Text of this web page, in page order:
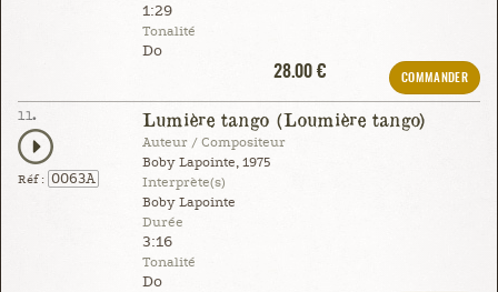
1:29
Tonalité
Do
28.00 €
COMMANDER
11.
Réf : 0063A
Lumière tango (Loumière tango)
Auteur / Compositeur
Boby Lapointe, 1975
Interprète(s)
Boby Lapointe
Durée
3:16
Tonalité
Do